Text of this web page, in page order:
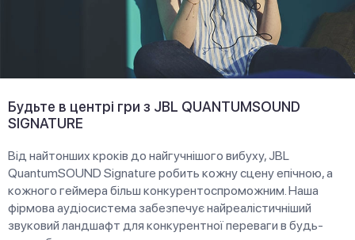
Будьте в центрі гри з JBL QUANTUMSOUND
SIGNATURE
Від найтонших кроків до найгучнішого вибуху, JBL
QuantumSOUND Signature робить кожну сцену епічною, а
кожного геймера більш конкурентоспроможним. Наша
фірмова аудіосистема забезпечує найреалістичніший
звуковий ландшафт для конкурентної переваги в будь-